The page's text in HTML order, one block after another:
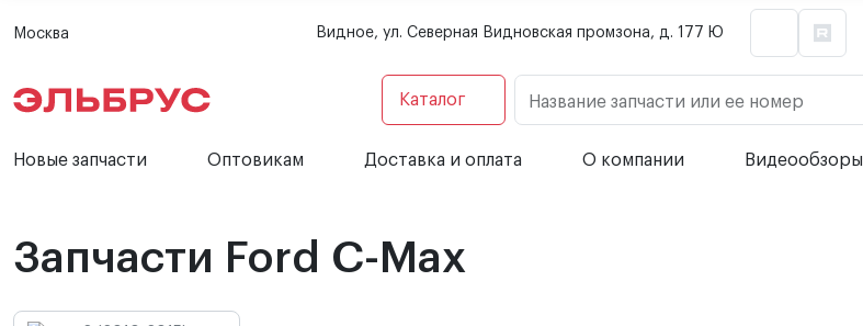
Москва Видное, ул. Северная Видновская промзона, д. 177 Ю
Каталог Название запчасти или ее номер
Новые запчасти Оптовикам Доставка и оплата О компании Видеообзоры
Запчасти Ford C-Max